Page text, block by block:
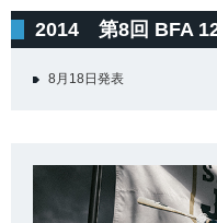
2014 第8回 BFA
8月18日発表